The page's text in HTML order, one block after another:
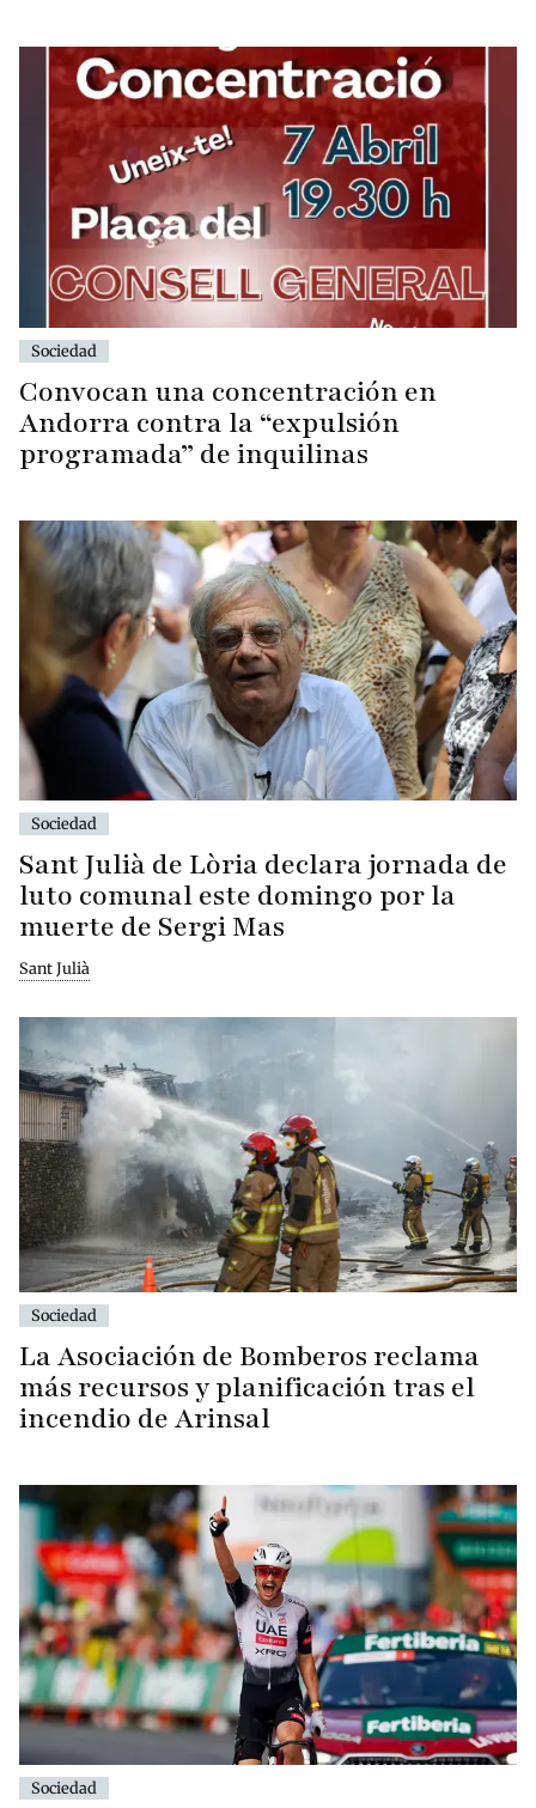
Sociedad
Convocan una concentración en
Andorra contra la “expulsión
programada” de inquilinas
Sociedad
Sant Julià de Lòria declara jornada de
luto comunal este domingo por la
muerte de Sergi Mas
Sant Julià
Sociedad
La Asociación de Bomberos reclama
más recursos y planificación tras el
incendio de Arinsal
Sociedad